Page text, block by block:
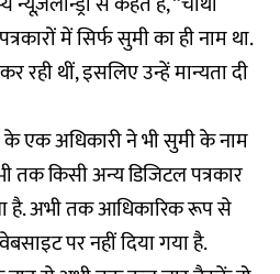
में सिर्फ सुमी का ही नाम था.
रही थीं, इसलिए उन्हें मान्यता दी
के एक अधिकारी ने भी सुमी के नाम
तक किसी अन्य डिजिटल पत्रकार
है. अभी तक आधिकारिक रूप से
पर नहीं दिया गया है.